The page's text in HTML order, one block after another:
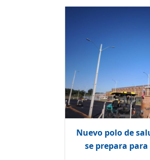
Nuevo polo de
se prepara